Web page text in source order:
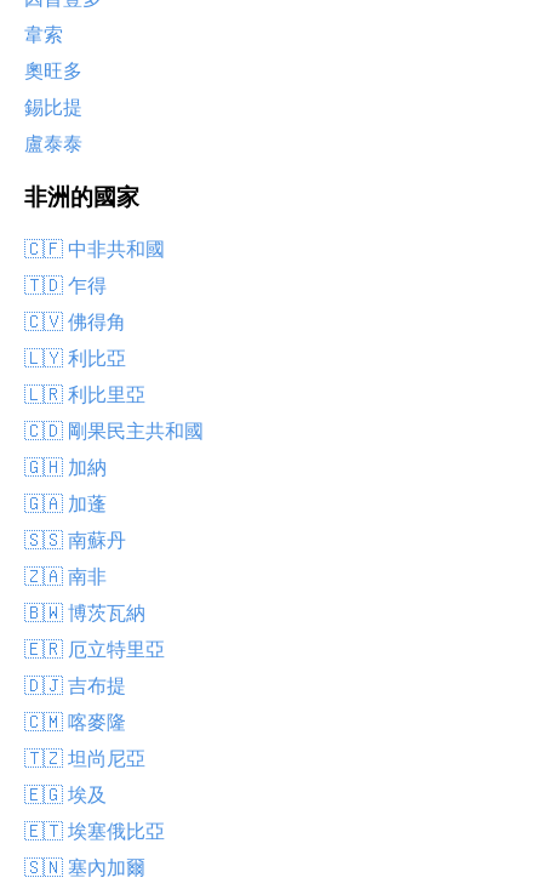
韋索
奧旺多
錫比提
盧泰泰
非洲的國家
🇨🇫 中非共和國
🇹🇩 乍得
🇨🇻 佛得角
🇱🇾 利比亞
🇱🇷 利比里亞
🇨🇩 剛果民主共和國
🇬🇭 加納
🇬🇦 加蓬
🇸🇸 南蘇丹
🇿🇦 南非
🇧🇼 博茨瓦納
🇪🇷 厄立特里亞
🇩🇯 吉布提
🇨🇲 喀麥隆
🇹🇿 坦尚尼亞
🇪🇬 埃及
🇪🇹 埃塞俄比亞
🇸🇳 塞內加爾